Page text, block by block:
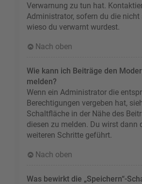
Verwarnung zu tun hat.
Administrator, sofern du die nicht
wieso du verwarnt wurdest.
Nach oben
Wie kann ich Beiträge den
melden?
Wenn ein Administrator die
Berechtigungen vergeben hat,
Schaltfläche in der Nähe des
diesen zu melden. Du wirst dann
weiteren Schritte geführt.
Nach oben
Was bewirkt die „Speichern“-